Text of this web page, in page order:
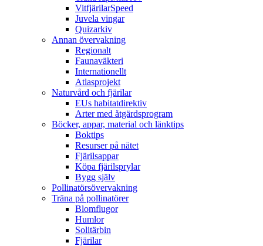
VitfjärilarSpeed
Juvela vingar
Quizarkiv
Annan övervakning
Regionalt
Faunaväkteri
Internationellt
Atlasprojekt
Naturvård och fjärilar
EUs habitatdirektiv
Arter med åtgärdsprogram
Böcker, appar, material och länktips
Boktips
Resurser på nätet
Fjärilsappar
Köpa fjärilsprylar
Bygg själv
Pollinatörsövervakning
Träna på pollinatörer
Blomflugor
Humlor
Solitärbin
Fjärilar